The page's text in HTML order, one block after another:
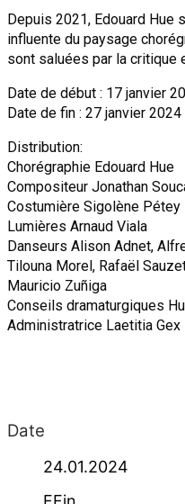
Depuis 2021, Edouard Hue
influente du paysage
sont saluées par la critique
Date de début : 17 janvier
Date de fin : 27 janvier 2024
Distribution:
Chorégraphie Edouard Hue
Compositeur Jonathan
Costumière Sigolène Pétey
Lumières Arnaud Viala
Danseurs Alison Adnet,
Tilouna Morel, Rafaël
Mauricio Zuñiga
Conseils dramaturgiques
Administratrice Laetitia Gex
Date
24.01.2024